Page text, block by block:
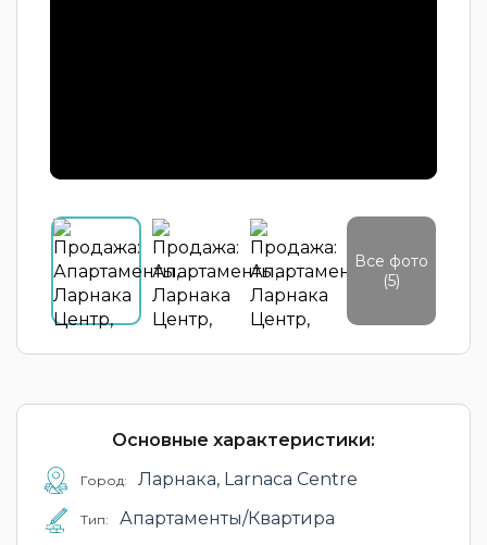
Все фото
(5)
Основные характеристики:
Город: Ларнака, Larnaca Centre
Тип: Апартаменты/Квартира